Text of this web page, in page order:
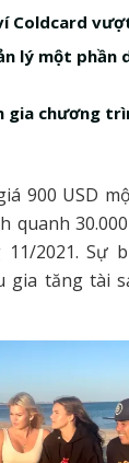
Coldcard
lý một
gia chương
900 USD
quanh
11/2021. Sự
gia tăng tài